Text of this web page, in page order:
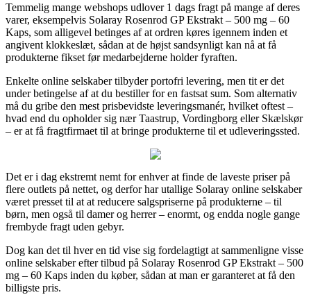
Temmelig mange webshops udlover 1 dags fragt på mange af deres
varer, eksempelvis Solaray Rosenrod GP Ekstrakt – 500 mg – 60
Kaps, som alligevel betinges af at ordren køres igennem inden et
angivent klokkeslæt, sådan at de højst sandsynligt kan nå at få
produkterne fikset før medarbejderne holder fyraften.
Enkelte online selskaber tilbyder portofri levering, men tit er det
under betingelse af at du bestiller for en fastsat sum. Som alternativ
må du gribe den mest prisbevidste leveringsmanér, hvilket oftest –
hvad end du opholder sig nær Taastrup, Vordingborg eller Skælskør
– er at få fragtfirmaet til at bringe produkterne til et udleveringssted.
Det er i dag ekstremt nemt for enhver at finde de laveste priser på
flere outlets på nettet, og derfor har utallige Solaray online selskaber
været presset til at at reducere salgspriserne på produkterne – til
børn, men også til damer og herrer – enormt, og endda nogle gange
frembyde fragt uden gebyr.
Dog kan det til hver en tid vise sig fordelagtigt at sammenligne visse
online selskaber efter tilbud på Solaray Rosenrod GP Ekstrakt – 500
mg – 60 Kaps inden du køber, sådan at man er garanteret at få den
billigste pris.